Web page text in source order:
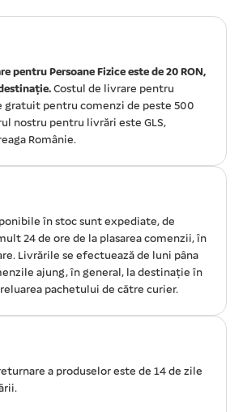
pentru Persoane Fizice este de 20 RON,
Costul de livrare pentru
gratuit pentru comenzi de peste 500
nostru pentru livrări este GLS,
Românie.
în stoc sunt expediate, de
24 de ore de la plasarea comenzii, în
Livrările se efectuează de luni pâna
ajung, în general, la destinație în
pachetului de către curier.
a produselor este de 14 de zile